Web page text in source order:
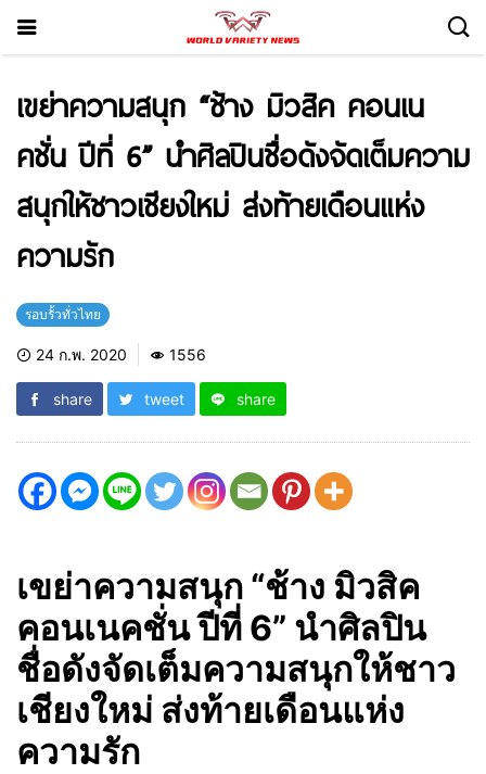
เขย่าความสนุก “ช้าง มิวสิค คอนเน
คชั่น ปีที่ 6” นำศิลปินชื่อดังจัดเต็มความ
สนุกให้ชาวเชียงใหม่ ส่งท้ายเดือนแห่ง
ความรัก
รอบรั้วทั่วไทย
24 ก.พ. 2020 1556
share tweet share
เขย่าความสนุก “ช้าง มิวสิค
คอนเนคชั่น ปีที่ 6” นำศิลปิน
ชื่อดังจัดเต็มความสนุกให้ชาว
เชียงใหม่ ส่งท้ายเดือนแห่ง
ความรัก